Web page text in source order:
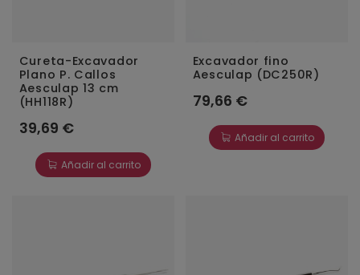
Cureta-Excavador
Plano P. Callos
Aesculap 13 cm
(HH118R)
39,69 €
Añadir al carrito
Excavador fino
Aesculap (DC250R)
79,66 €
Añadir al carrito